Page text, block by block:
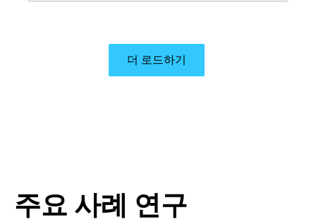
더 로드하기
주요 사례 연구